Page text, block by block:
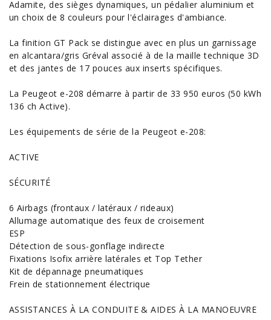
Adamite, des sièges dynamiques, un pédalier aluminium et
un choix de 8 couleurs pour l'éclairages d'ambiance.
La finition GT Pack se distingue avec en plus un garnissage
en alcantara/gris Gréval associé à de la maille technique 3D
et des jantes de 17 pouces aux inserts spécifiques.
La Peugeot e-208 démarre à partir de 33 950 euros (50 kWh
136 ch Active).
Les équipements de série de la Peugeot e-208:
ACTIVE
SÉCURITÉ
6 Airbags (frontaux / latéraux / rideaux)
Allumage automatique des feux de croisement
ESP
Détection de sous-gonflage indirecte
Fixations Isofix arrière latérales et Top Tether
Kit de dépannage pneumatiques
Frein de stationnement électrique
ASSISTANCES À LA CONDUITE & AIDES À LA MANOEUVRE